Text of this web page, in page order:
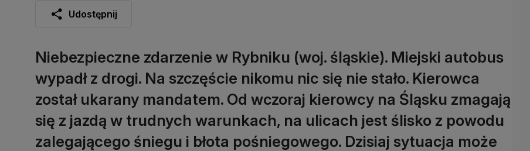
Udostępnij
Niebezpieczne zdarzenie w Rybniku (woj. śląskie). Miejski autobus
wypadł z drogi. Na szczęście nikomu nic się nie stało. Kierowca
został ukarany mandatem. Od wczoraj kierowcy na Śląsku zmagają
się z jazdą w trudnych warunkach, na ulicach jest ślisko z powodu
zalegającego śniegu i błota pośniegowego. Dzisiaj sytuacja może